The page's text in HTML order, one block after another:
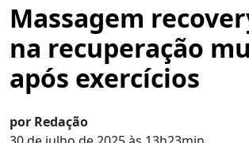
Massagem
na recuperação
após exercícios
por Redação